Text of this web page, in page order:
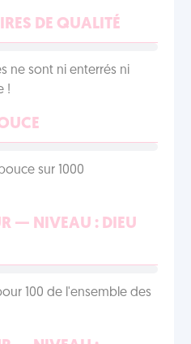
DE QUALITÉ
ne sont ni enterrés ni
!
sur 1000
— NIVEAU : DIEU
100 de l'ensemble des